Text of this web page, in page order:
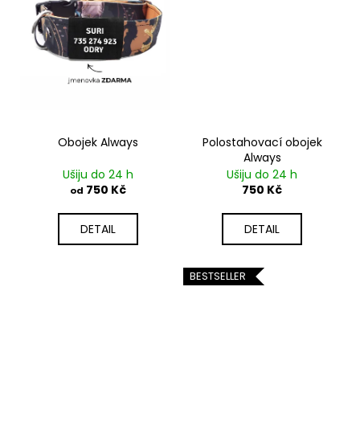
Obojek Always
Ušiju do 24 h
od 750 Kč
DETAIL
Polostahovací obojek
Always
Ušiju do 24 h
750 Kč
DETAIL
BESTSELLER